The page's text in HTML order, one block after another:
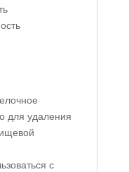
для удаления
с